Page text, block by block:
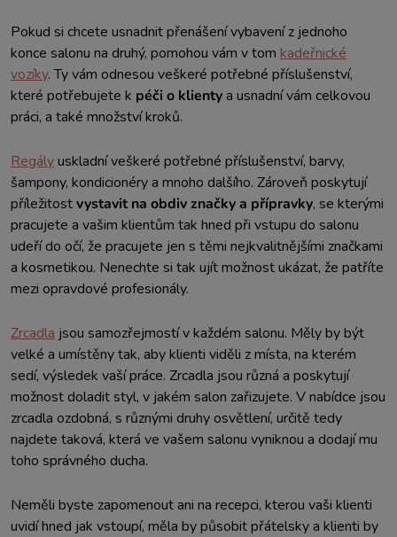
Pokud si chcete usnadnit přenášení vybavení z jednoho
konce salonu na druhý, pomohou vám v tom kadeřnické
vozíky. Ty vám odnesou veškeré potřebné příslušenství,
které potřebujete k péči o klientya usnadní vám celkovou
práci, a také množství kroků.
Regályuskladní veškeré potřebné příslušenství, barvy,
šampony, kondicionéry a mnoho dalšího. Zároveň poskytují
příležitostvystavit na obdiv značky a přípravky, se kterými
pracujete a vašim klientům tak hned při vstupu do salonu
udeří do očí, že pracujete jen s těmi nejkvalitnějšími značkami
a kosmetikou. Nenechte si tak ujít možnost ukázat, že patříte
mezi opravdové profesionály.
Zrcadla jsou samozřejmostí v každém salonu. Měly by být
velké a umístěny tak, aby klienti viděli z místa, na kterém
sedí, výsledek vaší práce. Zrcadla jsou různá a poskytují
možnost doladit styl, v jakém salon zařizujete. V nabídce jsou
zrcadla ozdobná, s různými druhy osvětlení, určitě tedy
najdete taková, která ve vašem salonu vyniknou a dodají mu
toho správného ducha.
Neměli byste zapomenout ani na recepci, kterou vaši klienti
uvidí hned jak vstoupí, měla by působit přátelsky a klienti by